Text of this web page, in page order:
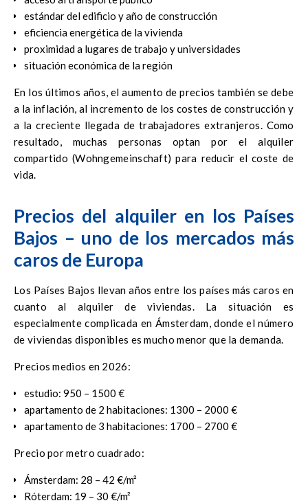
estándar del edificio y año de construcción
eficiencia energética de la vivienda
proximidad a lugares de trabajo y universidades
situación económica de la región
En los últimos años, el aumento de precios también se debe
a la inflación, al incremento de los costes de construcción y
a la creciente llegada de trabajadores extranjeros. Como
resultado, muchas personas optan por el alquiler
compartido (Wohngemeinschaft) para reducir el coste de
vida.
Precios del alquiler en los Países
Bajos – uno de los mercados más
caros de Europa
Los Países Bajos llevan años entre los países más caros en
cuanto al alquiler de viviendas. La situación es
especialmente complicada en Ámsterdam, donde el número
de viviendas disponibles es mucho menor que la demanda.
Precios medios en 2026:
estudio: 950 – 1500 €
apartamento de 2 habitaciones: 1300 – 2000 €
apartamento de 3 habitaciones: 1700 – 2700 €
Precio por metro cuadrado:
Ámsterdam: 28 – 42 €/m²
Róterdam: 19 – 30 €/m²